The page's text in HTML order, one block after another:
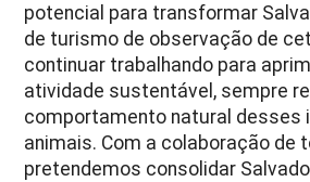
potencial para transformar
de turismo de observação de
continuar trabalhando para
atividade sustentável, sempre
comportamento natural desses
animais. Com a colaboração de
pretendemos consolidar